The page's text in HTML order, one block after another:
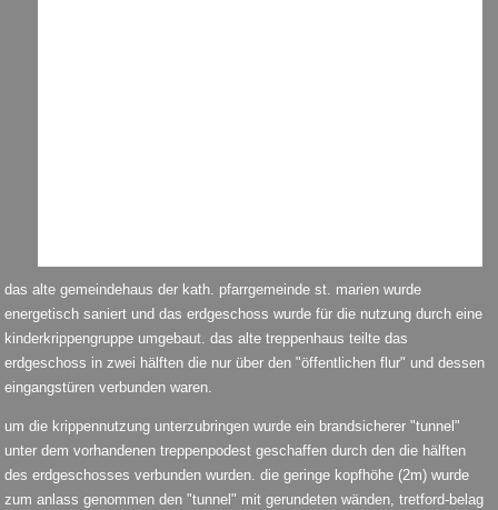
das alte gemeindehaus der kath. pfarrgemeinde st. marien wurde
energetisch saniert und das erdgeschoss wurde für die nutzung durch eine
kinderkrippengruppe umgebaut. das alte treppenhaus teilte das
erdgeschoss in zwei hälften die nur über den "öffentlichen flur" und dessen
eingangstüren verbunden waren.
um die krippennutzung unterzubringen wurde ein brandsicherer "tunnel"
unter dem vorhandenen treppenpodest geschaffen durch den die hälften
des erdgeschosses verbunden wurden. die geringe kopfhöhe (2m) wurde
zum anlass genommen den "tunnel" mit gerundeten wänden, tretford-belag